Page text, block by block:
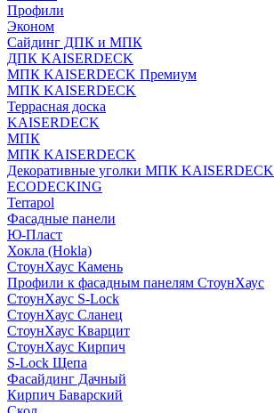
Профили
Эконом
Сайдинг ДПК и МПК
ДПК KAISERDECK
МПК KAISERDECK Премиум
МПК KAISERDECK
Террасная доска
KAISERDECK
МПК
МПК KAISERDECK
Декоративные уголки МПК KAISERDECK
ECODECKING
Terrapol
Фасадные панели
Ю-Пласт
Хокла (Hokla)
СтоунХаус Камень
Профили к фасадным панелям СтоунХаус
СтоунХаус S-Lock
СтоунХаус Сланец
СтоунХаус Кварцит
СтоунХаус Кирпич
S-Lock Щепа
Фасайдинг Дачный
Кирпич Баварский